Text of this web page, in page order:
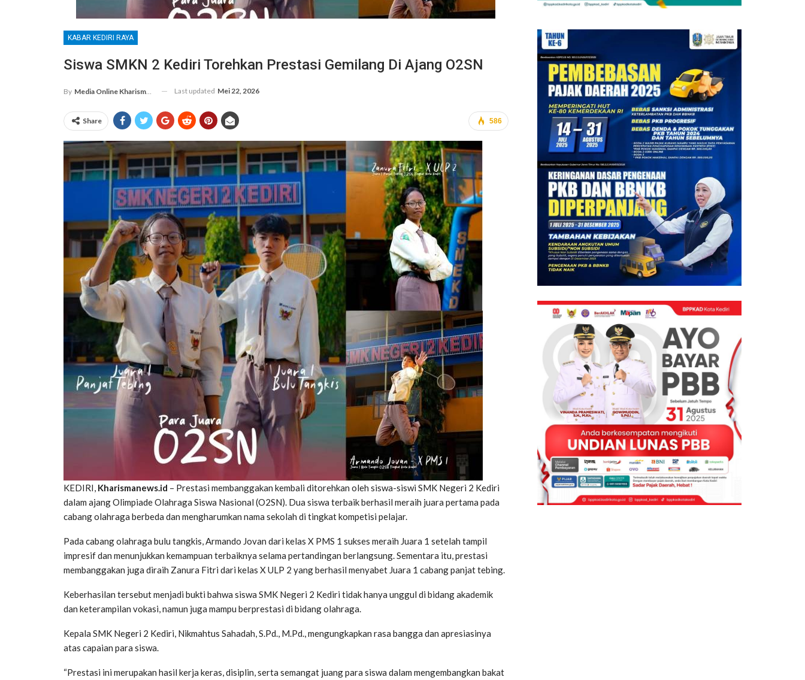
KABAR KEDIRI RAYA
Siswa SMKN 2 Kediri Torehkan Prestasi Gemilang Di Ajang O2SN
By Media Online Kharismanews.id Last updated Mei 22, 2026
586
Share
KEDIRI, Kharismanews.id – Prestasi membanggakan kembali ditorehkan oleh siswa-siswi SMK Negeri 2 Kediri
dalam ajang Olimpiade Olahraga Siswa Nasional (O2SN). Dua siswa terbaik berhasil meraih juara pertama pada
cabang olahraga berbeda dan mengharumkan nama sekolah di tingkat kompetisi pelajar.
Pada cabang olahraga bulu tangkis, Armando Jovan dari kelas X PMS 1 sukses meraih Juara 1 setelah tampil
impresif dan menunjukkan kemampuan terbaiknya selama pertandingan berlangsung. Sementara itu, prestasi
membanggakan juga diraih Zanura Fitri dari kelas X ULP 2 yang berhasil menyabet Juara 1 cabang panjat tebing.
Keberhasilan tersebut menjadi bukti bahwa siswa SMK Negeri 2 Kediri tidak hanya unggul di bidang akademik
dan keterampilan vokasi, namun juga mampu berprestasi di bidang olahraga.
Kepala SMK Negeri 2 Kediri, Nikmahtus Sahadah, S.Pd., M.Pd., mengungkapkan rasa bangga dan apresiasinya
atas capaian para siswa.
“Prestasi ini merupakan hasil kerja keras, disiplin, serta semangat juang para siswa dalam mengembangkan bakat